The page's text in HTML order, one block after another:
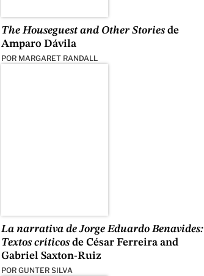
The Houseguest and Other Storiesde
Amparo Dávila
POR MARGARET RANDALL
La narrativa de Jorge Eduardo Benavides:
Textos críticosde César Ferreira and
Gabriel Saxton-Ruiz
POR GUNTER SILVA